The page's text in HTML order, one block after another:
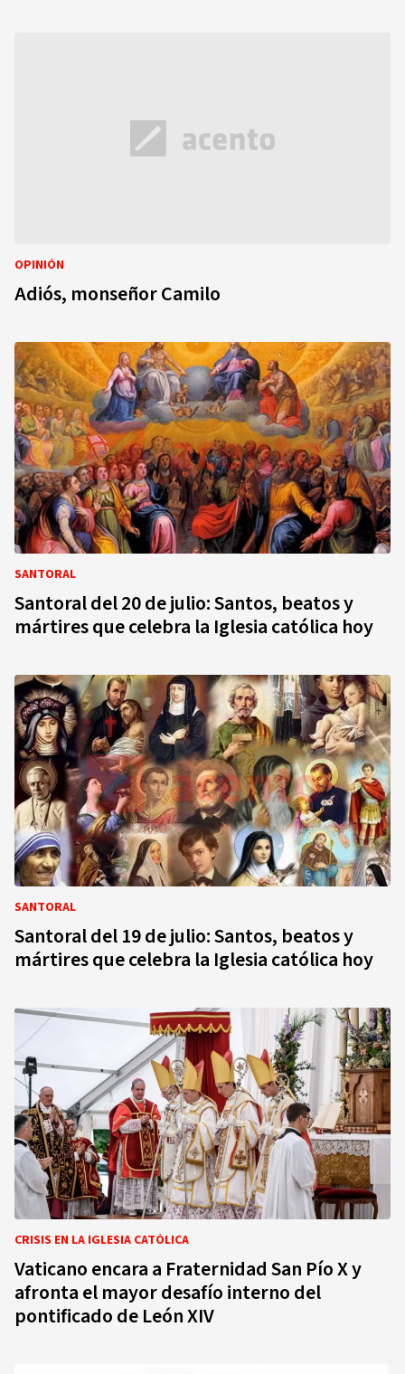
OPINIÓN
Adiós, monseñor Camilo
SANTORAL
Santoral del 20 de julio: Santos, beatos y
mártires que celebra la Iglesia católica hoy
SANTORAL
Santoral del 19 de julio: Santos, beatos y
mártires que celebra la Iglesia católica hoy
CRISIS EN LA IGLESIA CATÓLICA
Vaticano encara a Fraternidad San Pío X y
afronta el mayor desafío interno del
pontificado de León XIV